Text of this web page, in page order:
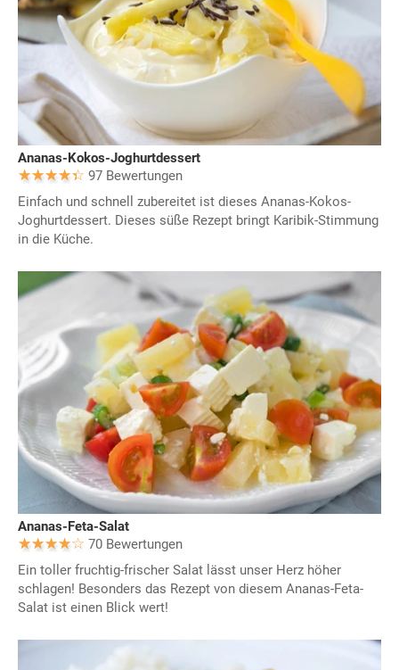
Ananas-Kokos-Joghurtdessert
97 Bewertungen
Einfach und schnell zubereitet ist dieses Ananas-Kokos-
Joghurtdessert. Dieses süße Rezept bringt Karibik-Stimmung
in die Küche.
Ananas-Feta-Salat
70 Bewertungen
Ein toller fruchtig-frischer Salat lässt unser Herz höher
schlagen! Besonders das Rezept von diesem Ananas-Feta-
Salat ist einen Blick wert!